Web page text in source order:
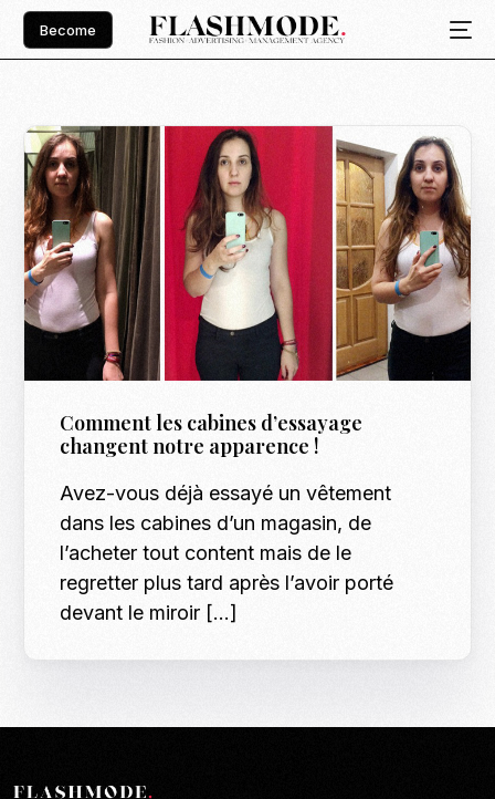
Become
Comment les cabines d’essayage
changent notre apparence !
Avez-vous déjà essayé un vêtement
dans les cabines d’un magasin, de
l’acheter tout content mais de le
regretter plus tard après l’avoir porté
devant le miroir […]